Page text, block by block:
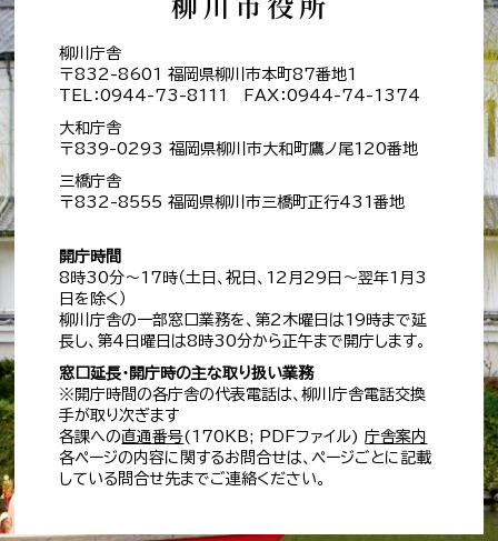
柳川庁舎
〒832-8601 福岡県柳川市本町87番地1
TEL：0944-73-8111 FAX：0944-74-1374
大和庁舎
〒839-0293 福岡県柳川市大和町鷹ノ尾120番地
三橋庁舎
〒832-8555 福岡県柳川市三橋町正行431番地
開庁時間
8時30分～17時（土日、祝日、12月29日～翌年1月3
日を除く）
柳川庁舎の一部窓口業務を、第2木曜日は19時まで延
長し、第4日曜日は8時30分から正午まで開庁します。
窓口延長・開庁時の主な取り扱い業務
※開庁時間の各庁舎の代表電話は、柳川庁舎電話交換
手が取り次ぎます
各課への直通番号(170KB; PDFファイル)庁舎案内
各ページの内容に関するお問合せは、ページごとに記載
している問合せ先までご連絡ください。